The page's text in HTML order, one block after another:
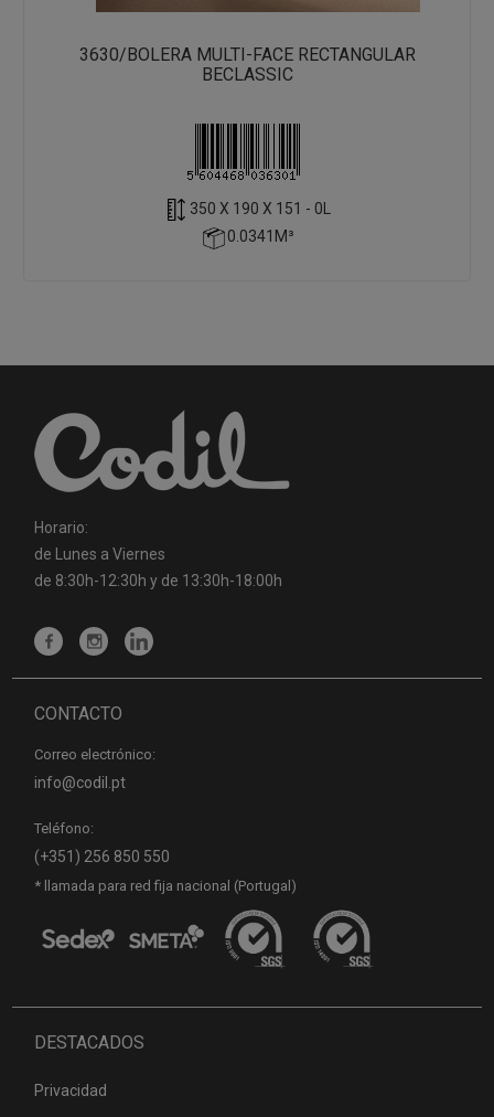
3630/BOLERA MULTI-FACE RECTANGULAR
BECLASSIC
350 X 190 X 151 - 0L
0.0341M³
Horario:
de Lunes a Viernes
de 8:30h-12:30h y de 13:30h-18:00h
CONTACTO
Correo electrónico:
info@codil.pt
Teléfono:
(+351) 256 850 550
* llamada para red fija nacional (Portugal)
DESTACADOS
Privacidad